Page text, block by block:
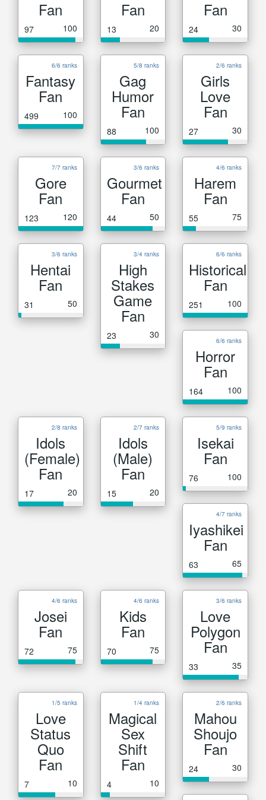
Fan
97 100
Fan
13 20
Fan
24 30
6/6 ranks
Fantasy
Fan
499 100
5/8 ranks
Gag
Humor
Fan
88 100
2/6 ranks
Girls
Love
Fan
27 30
7/7 ranks
Gore
Fan
123 120
3/6 ranks
Gourmet
Fan
44 50
4/6 ranks
Harem
Fan
55 75
3/6 ranks
Hentai
Fan
31 50
3/4 ranks
High
Stakes
Game
Fan
23 30
6/6 ranks
Historical
Fan
251 100
6/6 ranks
Horror
Fan
164 100
2/8 ranks
Idols
(Female)
Fan
17 20
2/7 ranks
Idols
(Male)
Fan
15 20
5/9 ranks
Isekai
Fan
76 100
4/7 ranks
Iyashikei
Fan
63 65
4/6 ranks
Josei
Fan
72 75
4/6 ranks
Kids
Fan
70 75
3/6 ranks
Love
Polygon
Fan
33 35
1/5 ranks
Love
Status
Quo
Fan
7 10
1/4 ranks
Magical
Sex
Shift
Fan
4 10
2/6 ranks
Mahou
Shoujo
Fan
24 30